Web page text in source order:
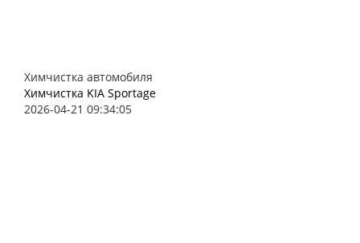
Химчистка автомобиля
Химчистка KIA Sportage
2026-04-21 09:34:05